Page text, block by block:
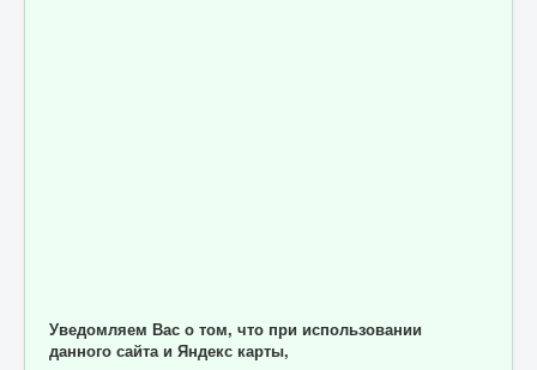
Уведомляем Вас о том, что при использовании
данного сайта и Яндекс карты,